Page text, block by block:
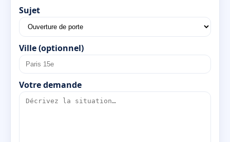
Sujet
Ville (optionnel)
Votre demande